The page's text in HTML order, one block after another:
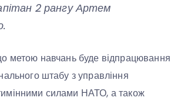
2 рангу Артем
метою навчань буде відпрацювання
штабу з управління
силами НАТО, а також